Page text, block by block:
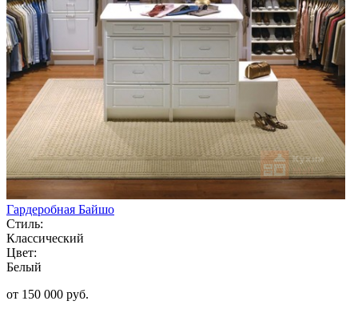
Гардеробная Байшо
Стиль:
Классический
Цвет:
Белый
от 150 000 руб.